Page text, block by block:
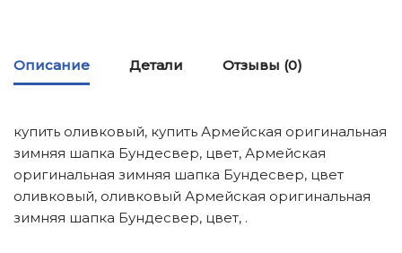
Описание Детали Отзывы (0)
купить оливковый, купить Армейская оригинальная
зимняя шапка Бундесвер, цвет, Армейская
оригинальная зимняя шапка Бундесвер, цвет
оливковый, оливковый Армейская оригинальная
зимняя шапка Бундесвер, цвет, .